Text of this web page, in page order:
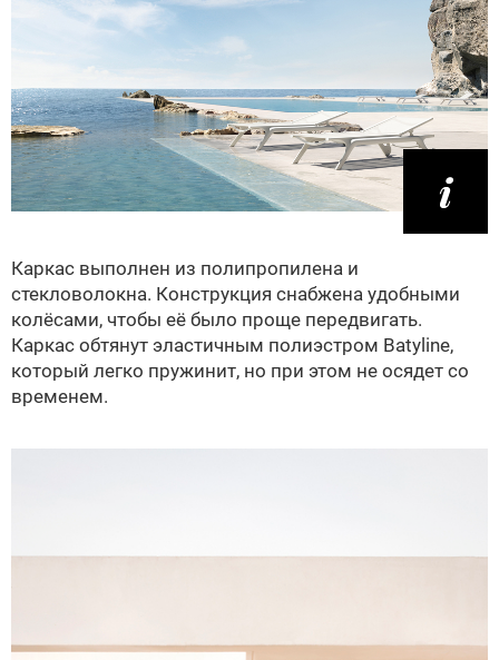
Каркас выполнен из полипропилена и
стекловолокна. Конструкция снабжена удобными
колёсами, чтобы её было проще передвигать.
Каркас обтянут эластичным полиэстром Batyline,
который легко пружинит, но при этом не осядет со
временем.